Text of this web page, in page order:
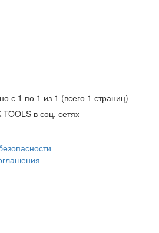
с 1 по 1 из 1 (всего 1 страниц)
TOOLS в соц. сетях